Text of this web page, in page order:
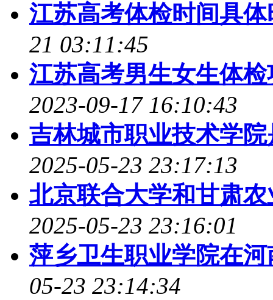
江苏高考体检时间具
21 03:11:45
江苏高考男生女生体
2023-09-17 16:10:43
吉林城市职业技术学院
2025-05-23 23:17:13
北京联合大学和甘肃
2025-05-23 23:16:01
萍乡卫生职业学院在
05-23 23:14:34